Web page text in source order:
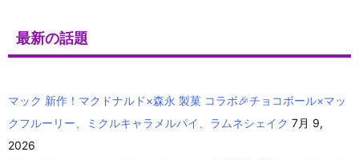
最新の話題
マック 新作！マクドナルド×森永 製菓 コラボ🎉チョコボール×マッ
クフルーリー、ミクルキャラメルパイ、ラムネシェイク 7月 9,
2026